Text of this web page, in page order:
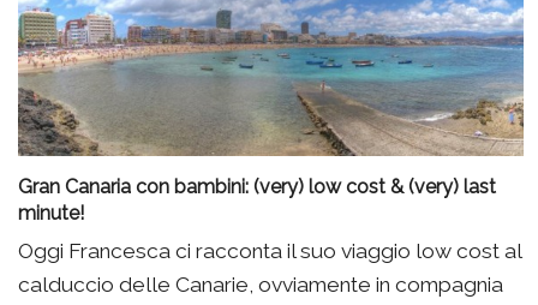
Gran Canaria con bambini: (very) low cost & (very) last
minute!
Oggi Francesca ci racconta il suo viaggio low cost al
calduccio delle Canarie, ovviamente in compagnia